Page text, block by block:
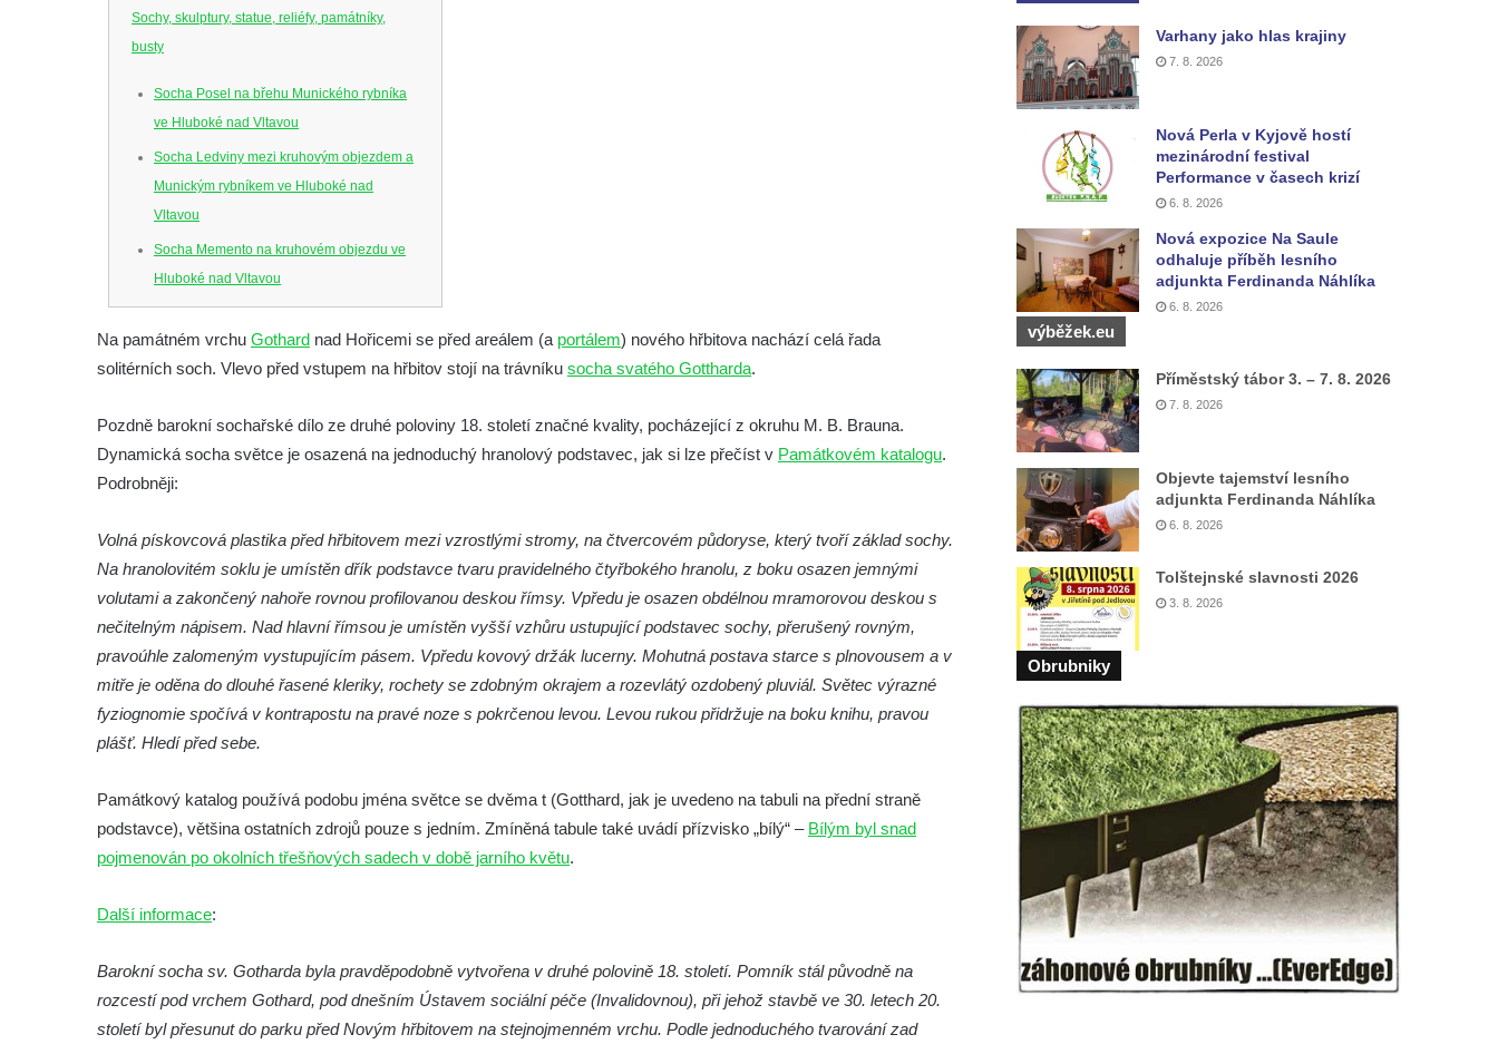
Sochy, skulptury, statue, reliéfy, památníky,
busty
Socha Posel na břehu Munického rybníka
ve Hluboké nad Vltavou
Socha Ledviny mezi kruhovým objezdem a
Munickým rybníkem ve Hluboké nad
Vltavou
Socha Memento na kruhovém objezdu ve
Hluboké nad Vltavou
Socha Chalikotérium v ZOO Hluboká
Socha Smilodon v ZOO Hluboká
Socha Veledaněk v ZOO Hluboká
Socha Koroun bezzubý v ZOO Hluboká
Socha Plejtvák obrovský v ZOO Hluboká
Socha Medvěd jeskynní v ZOO Hluboká
Socha Mamut srstnatý v ZOO Hluboká
Socha Orel v ZOO Hluboká
Socha Vydry si hrají v ZOO Hluboká
Socha Přátelství v ZOO Hluboká
Socha Matka příroda v ZOO Hluboká
Socha Lišky v ZOO Hluboká
Socha Vlčice s mládětem v ZOO Hluboká
Socha Rys číhající na srnu v ZOO Hluboká
Socha Orlice v ZOO Hluboká
Socha Kozorožec horský v ZOO Hluboká
Socha Včela v ZOO Hluboká
Socha Housenka v ZOO Hluboká
Na památném vrchu Gothard nad Hořicemi se před areálem (a portálem) nového hřbitova nachází celá řada
solitérních soch. Vlevo před vstupem na hřbitov stojí na trávníku socha svatého Gottharda.
Pozdně barokní sochařské dílo ze druhé poloviny 18. století značné kvality, pocházející z okruhu M. B. Brauna.
Dynamická socha světce je osazená na jednoduchý hranolový podstavec, jak si lze přečíst v Památkovém katalogu.
Podrobněji:
Volná pískovcová plastika před hřbitovem mezi vzrostlými stromy, na čtvercovém půdoryse, který tvoří základ sochy.
Na hranolovitém soklu je umístěn dřík podstavce tvaru pravidelného čtyřbokého hranolu, z boku osazen jemnými
volutami a zakončený nahoře rovnou profilovanou deskou římsy. Vpředu je osazen obdélnou mramorovou deskou s
nečitelným nápisem. Nad hlavní římsou je umístěn vyšší vzhůru ustupující podstavec sochy, přerušený rovným,
pravoúhle zalomeným vystupujícím pásem. Vpředu kovový držák lucerny. Mohutná postava starce s plnovousem a v
mitře je oděna do dlouhé řasené kleriky, rochety se zdobným okrajem a rozevlátý ozdobený pluviál. Světec výrazné
fyziognomie spočívá v kontrapostu na pravé noze s pokrčenou levou. Levou rukou přidržuje na boku knihu, pravou
plášť. Hledí před sebe.
Památkový katalog používá podobu jména světce se dvěma t (Gotthard, jak je uvedeno na tabuli na přední straně
podstavce), většina ostatních zdrojů pouze s jedním. Zmíněná tabule také uvádí přízvisko „bílý“ – Bílým byl snad
pojmenován po okolních třešňových sadech v době jarního květu.
Další informace:
Barokní socha sv. Gotharda byla pravděpodobně vytvořena v druhé polovině 18. století. Pomník stál původně na
rozcestí pod vrchem Gothard, pod dnešním Ústavem sociální péče (Invalidovnou), při jehož stavbě ve 30. letech 20.
století byl přesunut do parku před Novým hřbitovem na stejnojmenném vrchu. Podle jednoduchého tvarování zad
Varhany jako hlas krajiny
7. 8. 2026
Nová Perla v Kyjově hostí
mezinárodní festival
Performance v časech krizí
6. 8. 2026
Nová expozice Na Saule
odhaluje příběh lesního
adjunkta Ferdinanda Náhlíka
6. 8. 2026
výběžek.eu
Příměstský tábor 3. – 7. 8. 2026
7. 8. 2026
Objevte tajemství lesního
adjunkta Ferdinanda Náhlíka
6. 8. 2026
Tolštejnské slavnosti 2026
3. 8. 2026
Obrubniky